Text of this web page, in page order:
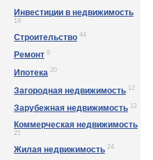
Инвестиции в недвижимость
19
Строительство 44
Ремонт 9
Ипотека 20
Загородная недвижимость 12
Зарубежная недвижимость 12
Коммерческая недвижимость
21
Жилая недвижимость 24